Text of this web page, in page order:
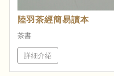
陸羽茶經簡易讀本
茶書
詳細介紹